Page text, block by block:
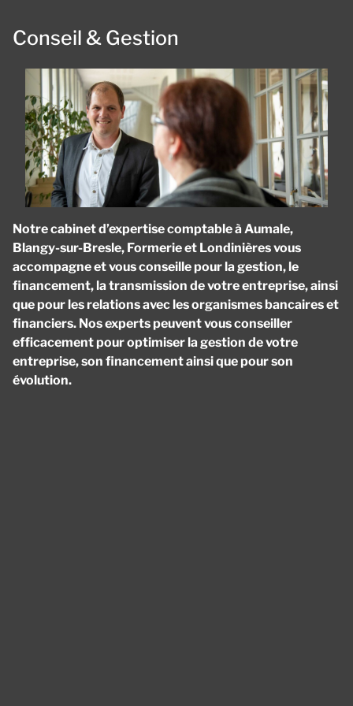
Conseil & Gestion
Notre cabinet d’expertise comptable à Aumale,
Blangy-sur-Bresle, Formerie et Londinières vous
accompagne et vous conseille pour la gestion, le
financement, la transmission de votre entreprise, ainsi
que pour les relations avec les organismes bancaires et
financiers. Nos experts peuvent vous conseiller
efficacement pour optimiser la gestion de votre
entreprise, son financement ainsi que pour son
évolution.